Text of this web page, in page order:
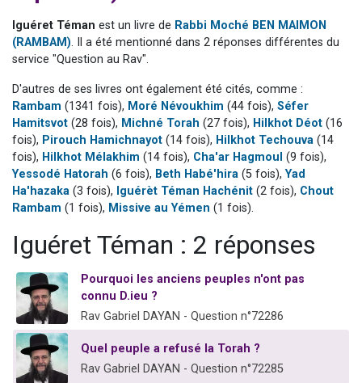
12 nouvelles musiques dans Torah-Box Music
Iguéret Téman est un livre de Rabbi Moché BEN MAIMON
(RAMBAM). Il a été mentionné dans 2 réponses différentes du
service "Question au Rav".
D'autres de ses livres ont également été cités, comme :
Rambam (1341 fois), Moré Névoukhim (44 fois), Séfer
Hamitsvot (28 fois), Michné Torah (27 fois), Hilkhot Déot (16
fois), Pirouch Hamichnayot (14 fois), Hilkhot Techouva (14
fois), Hilkhot Mélakhim (14 fois), Cha'ar Hagmoul (9 fois),
Yessodé Hatorah (6 fois), Beth Habé'hira (5 fois), Yad
Ha'hazaka (3 fois), Iguérèt Téman Hachénit (2 fois), Chout
Rambam (1 fois), Missive au Yémen (1 fois).
Iguéret Téman : 2 réponses
Pourquoi les anciens peuples n'ont pas
connu D.ieu ?
Rav Gabriel DAYAN - Question n°72286
Quel peuple a refusé la Torah ?
Rav Gabriel DAYAN - Question n°72285